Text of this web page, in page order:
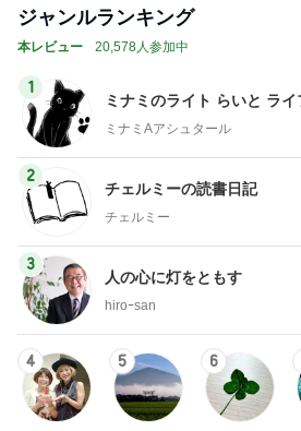
ジャンルランキング
本レビュー 20,578人参加中
1
ミナミのライト らいと ラ
ミナミAアシュタール
2
チェルミーの読書日記
チェルミー
3
人の心に灯をともす
hiroｰsan
4 5 6